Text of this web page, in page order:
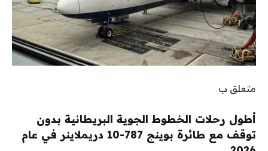
متعلق ب
أطول رحلات الخطوط الجوية البريطانية بدون
توقف مع طائرة بوينج 787-10 دريملاينر في عام